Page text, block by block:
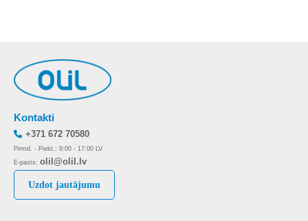
Kontakti
+371 672 70580
Pirmd. - Piekt.: 9:00 - 17:00 LV
E-pasts: olil@olil.lv
Uzdot jautājumu